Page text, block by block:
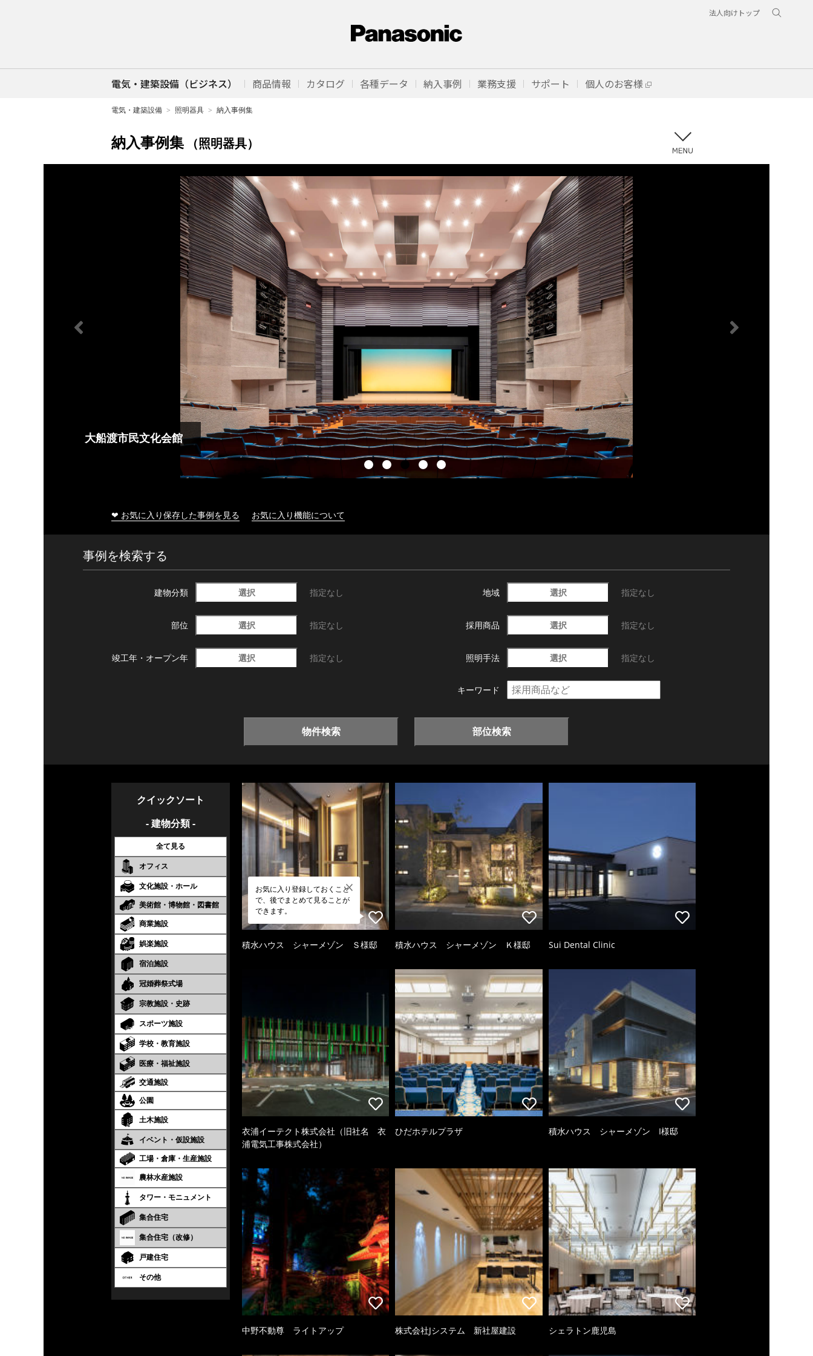
法人向けトップ
電気・建築設備（ビジネス） 商品情報 カタログ 各種データ 納入事例 業務支援 サポート 個人のお客様
電気・建築設備 照明器具 納入事例集
納入事例集 （照明器具）
大船渡市民文化会館
❤ お気に入り保存した事例を見る お気に入り機能について
事例を検索する
建物分類 選択 指定なし 地域 選択 指定なし
部位 選択 指定なし 採用商品 選択 指定なし
竣工年・ オープン年 選択 指定なし 照明手法 選択 指定なし
キーワード
物件検索 部位検索
クイックソート
- 建物分類 -
全て見る
オフィス
文化施設・ホール
美術館・博物館・図書館
商業施設
娯楽施設
宿泊施設
冠婚葬祭式場
宗教施設・史跡
スポーツ施設
学校・教育施設
医療・福祉施設
交通施設
公園
土木施設
イベント・仮設施設
工場・倉庫・生産施設
農林水産施設
タワー・モニュメント
集合住宅
集合住宅（改修）
戸建住宅
その他
お気に入り登録しておくこと
で、後でまとめて見ることが
できます。
積水ハウス シャーメゾン Ｓ様邸 積水ハウス シャーメゾン Ｋ様邸 Sui Dental Clinic
衣浦イーテクト株式会社（旧社名 衣
浦電気工事株式会社）
ひだホテルプラザ 積水ハウス シャーメゾン I様邸
中野不動尊 ライトアップ 株式会社Jシステム 新社屋建設 シェラトン鹿児島